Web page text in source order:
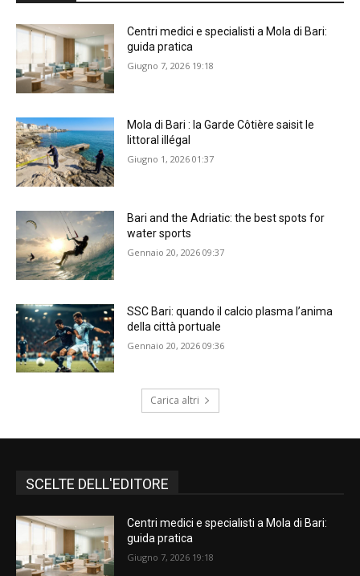
Centri medici e specialisti a Mola di Bari:
guida pratica
Giugno 7, 2026 19:18
Mola di Bari : la Garde Côtière saisit le
littoral illégal
Giugno 1, 2026 01:37
Bari and the Adriatic: the best spots for
water sports
Gennaio 20, 2026 09:37
SSC Bari: quando il calcio plasma l’anima
della città portuale
Gennaio 20, 2026 09:36
Carica altri
SCELTE DELL'EDITORE
Centri medici e specialisti a Mola di Bari:
guida pratica
Giugno 7, 2026 19:18